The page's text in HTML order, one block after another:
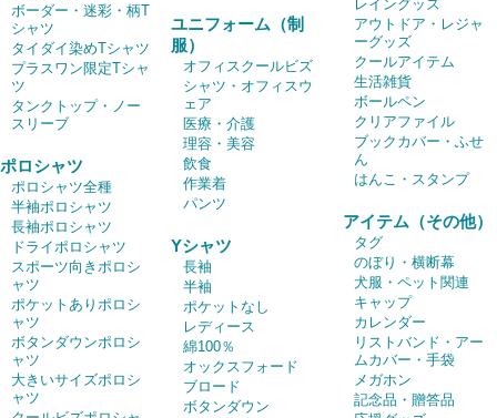
ボーダー・迷彩・柄T
シャツ
タイダイ染めTシャツ
プラスワン限定Tシャ
ツ
タンクトップ・ノー
スリーブ
ポロシャツ
ポロシャツ全種
半袖ポロシャツ
長袖ポロシャツ
ドライポロシャツ
スポーツ向きポロシ
ャツ
ポケットありポロシ
ャツ
ボタンダウンポロシ
ャツ
大きいサイズポロシ
ャツ
ユニフォーム（制
服）
オフィスクールビズ
シャツ・オフィスウ
ェア
医療・介護
理容・美容
飲食
作業着
パンツ
Yシャツ
長袖
半袖
ポケットなし
レディース
綿100％
オックスフォード
ブロード
ボタンダウン
レイングッズ
アウトドア・レジャ
ーグッズ
クールアイテム
生活雑貨
ボールペン
クリアファイル
ブックカバー・ふせ
ん
はんこ・スタンプ
アイテム（その他）
タグ
のぼり・横断幕
犬服・ペット関連
キャップ
カレンダー
リストバンド・アー
ムカバー・手袋
メガホン
記念品・贈答品